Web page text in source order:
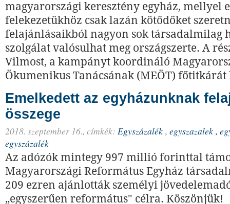
magyarországi keresztény egyház, mellyel
felekezetükhöz csak lazán kötődőket
felajánlásaikból nagyon sok társadalmilag
szolgálat valósulhat meg országszerte. A
Vilmost, a kampányt koordináló
Ökumenikus Tanácsának (MEÖT)
Emelkedett az egyházunknak
összege
2018. szeptember 16., címkék: Egyszázalék , egyszazalek ,
egyszázalék
Az adózók mintegy 997 millió forinttal
Magyarországi Református Egyház
209 ezren ajánlották személyi
„egyszerűen református" célra. Köszönjük!